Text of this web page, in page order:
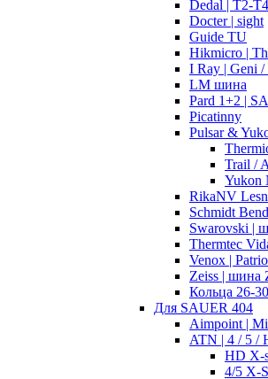
Dedal | T2-
Docter | sight
Guide TU
Hikmicro |
I Ray | Geni
LM шина
Pard 1+2 |
Picatinny
Pulsar &
Trail /
Yukon
RikaNV
Schmidt
Swarovski |
Thermtec
Venox |
Zeiss | шина
Кольца 26-
Для SAUER 404
Aimpoint |
ATN | 4 / 5 /
HD X-
4/5 X-